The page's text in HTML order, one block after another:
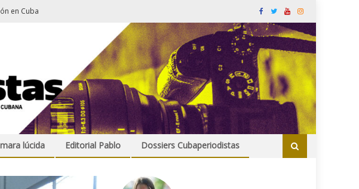
en Cuba
lúcida Editorial Pablo Dossiers Cubaperiodistas